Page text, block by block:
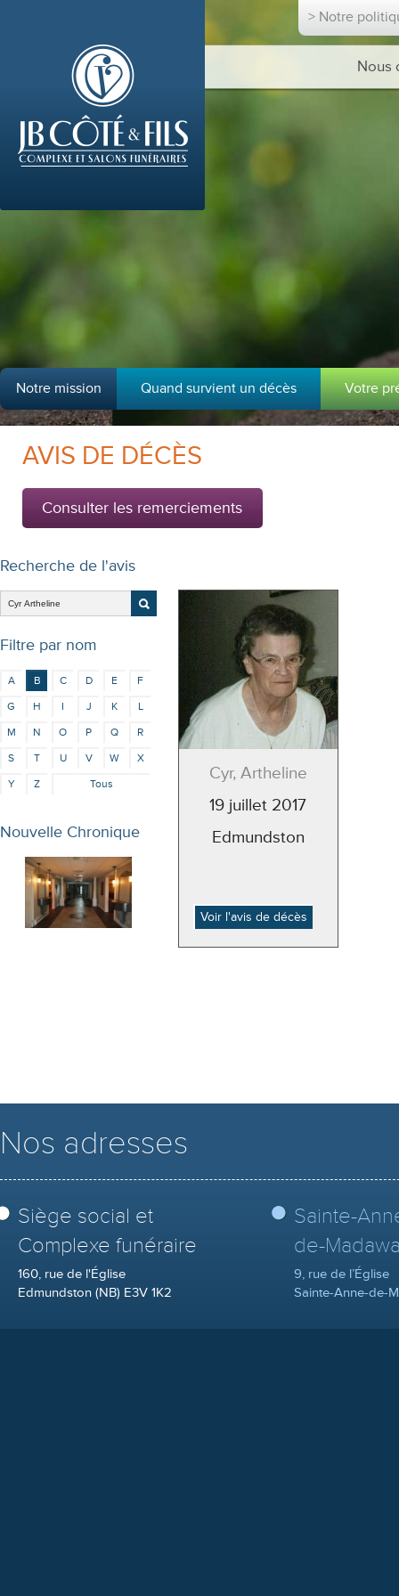
> Notre
Nous
Notre mission Quand survient un décès Votre
AVIS DE DÉCÈS
Consulter les remerciements
Recherche de l'avis
Filtre par nom
A B C D E
F
G
H I J K
L
M
N O P Q
R
S
T U V W
X
Y
Z Tous
Cyr, Artheline
19 juillet 2017
Edmundston
Voir l'avis de décès
Nouvelle Chronique
Nos adresses
Siège social et
Complexe funéraire
160, rue de l'Église
Edmundston (NB) E3V 1K2
Sainte-
de-
9, rue de l’Église
Sainte-Anne-de-